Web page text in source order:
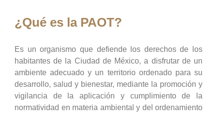
¿Qué es la PAOT?
Es un organismo que defiende los derechos de los
habitantes de la Ciudad de México, a disfrutar de un
ambiente adecuado y un territorio ordenado para su
desarrollo, salud y bienestar, mediante la promoción y
vigilancia de la aplicación y cumplimiento de la
normatividad en materia ambiental y del ordenamiento